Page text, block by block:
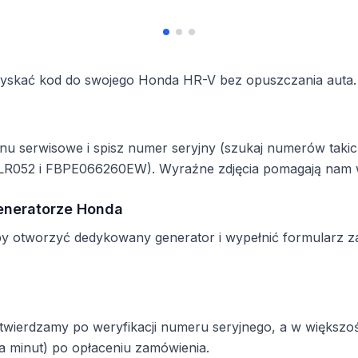
kod do swojego Honda HR-V bez opuszczania auta.
serwisowe i spisz numer seryjny (szukaj numerów
i FBPE066260EW). Wyraźne zdjęcia pomagają
Honda
otworzyć dedykowany generator i wypełnić formularz
po weryfikacji numeru seryjnego, a w
po opłaceniu zamówienia.